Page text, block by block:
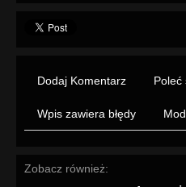
Dodaj Komentarz Poleć
Wpis zawiera błędy
Zobacz również: